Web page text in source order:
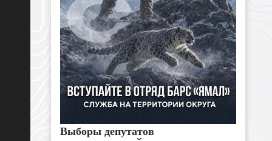
Выборы депутатов